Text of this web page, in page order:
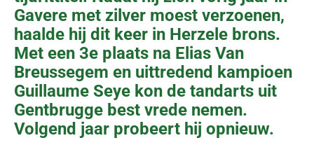
Gavere met zilver moest verzoenen,
haalde hij dit keer in Herzele brons.
Met een 3e plaats na Elias Van
Breussegem en uittredend kampioen
Guillaume Seye kon de tandarts uit
Gentbrugge best vrede nemen.
Volgend jaar probeert hij opnieuw.